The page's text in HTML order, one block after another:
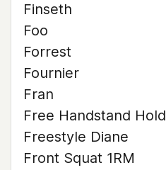
Finseth
Foo
Forrest
Fournier
Fran
Free Handstand Hold
Freestyle Diane
Front Squat 1RM